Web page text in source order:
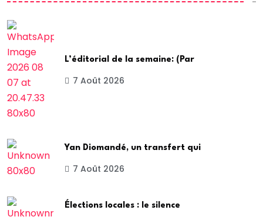
L’éditorial de la semaine: (Par
7 Août 2026
Yan Diomandé, un transfert qui
7 Août 2026
Élections locales : le silence